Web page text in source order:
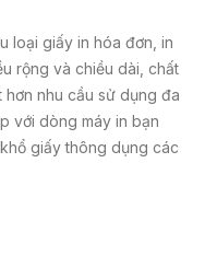
loại giấy in hóa đơn, in
rộng và chiều dài, chất
nhu cầu sử dụng đa
với dòng máy in bạn
giấy thông dụng các